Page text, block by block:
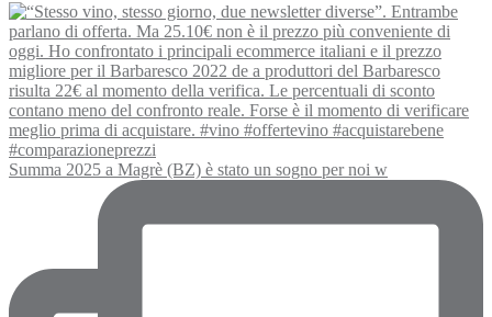
Summa 2025 a Magrè (BZ) è stato un sogno per noi w